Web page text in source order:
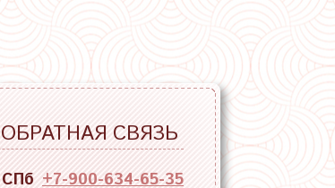
ОБРАТНАЯ СВЯЗЬ
СПб +7-900-634-65-35